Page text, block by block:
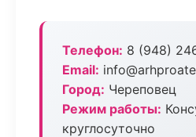
Телефон: 8 (948)
Email:
Город: Череповец
Режим работы:
круглосуточно